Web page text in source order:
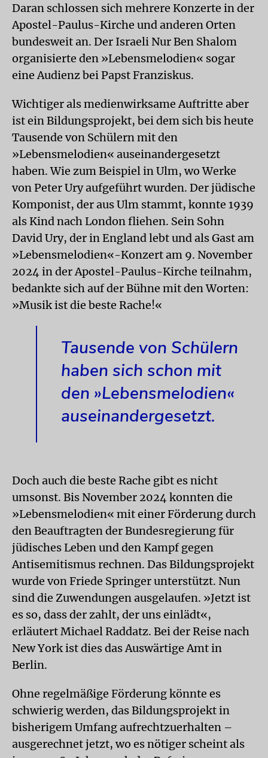
Daran schlossen sich mehrere Konzerte in der
Apostel-Paulus-Kirche und anderen Orten
bundesweit an. Der Israeli Nur Ben Shalom
organisierte den »Lebensmelodien« sogar
eine Audienz bei Papst Franziskus.
Wichtiger als medienwirksame Auftritte aber
ist ein Bildungsprojekt, bei dem sich bis heute
Tausende von Schülern mit den
»Lebensmelodien« auseinandergesetzt
haben. Wie zum Beispiel in Ulm, wo Werke
von Peter Ury aufgeführt wurden. Der jüdische
Komponist, der aus Ulm stammt, konnte 1939
als Kind nach London fliehen. Sein Sohn
David Ury, der in England lebt und als Gast am
»Lebensmelodien«-Konzert am 9. November
2024 in der Apostel-Paulus-Kirche teilnahm,
bedankte sich auf der Bühne mit den Worten:
»Musik ist die beste Rache!«
Tausende von Schülern
haben sich schon mit
den »Lebensmelodien«
auseinandergesetzt.
Doch auch die beste Rache gibt es nicht
umsonst. Bis November 2024 konnten die
»Lebensmelodien« mit einer Förderung durch
den Beauftragten der Bundesregierung für
jüdisches Leben und den Kampf gegen
Antisemitismus rechnen. Das Bildungsprojekt
wurde von Friede Springer unterstützt. Nun
sind die Zuwendungen ausgelaufen. »Jetzt ist
es so, dass der zahlt, der uns einlädt«,
erläutert Michael Raddatz. Bei der Reise nach
New York ist dies das Auswärtige Amt in
Berlin.
Ohne regelmäßige Förderung könnte es
schwierig werden, das Bildungsprojekt in
bisherigem Umfang aufrechtzuerhalten –
ausgerechnet jetzt, wo es nötiger scheint als